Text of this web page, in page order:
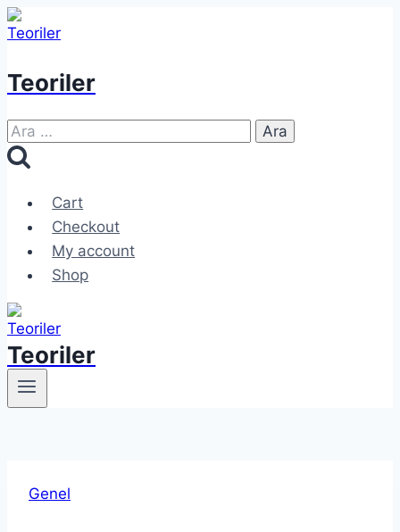
Skip
to
Teoriler
Arama:
Cart
Checkout
My account
Shop
Teoriler
Genel